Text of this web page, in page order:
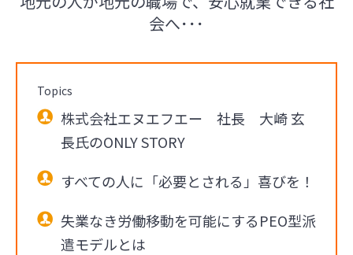
会へ･･･
Topics
株式会社エヌエフエー 社長 大崎 玄
長氏のONLY STORY
すべての人に「必要とされる」喜びを！
失業なき労働移動を可能にするPEO型派
遣モデルとは